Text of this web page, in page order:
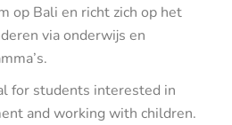
op Bali en richt zich op het
via onderwijs en
for students interested in
and working with children.